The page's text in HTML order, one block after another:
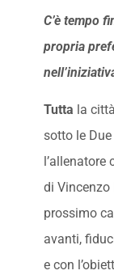
C’è tempo
propria
Tutta la
sotto le
l’allenatore
di Vincenzo
prossimo
avanti,
e con